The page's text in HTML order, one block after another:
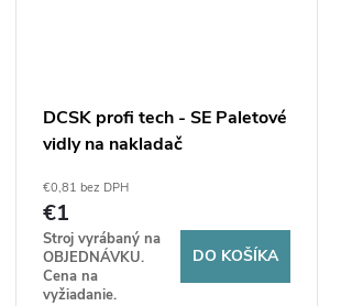
DCSK profi tech - SE Paletové
vidly na nakladač
€0,81 bez DPH
€1
Stroj vyrábaný na
OBJEDNÁVKU.
Cena na
vyžiadanie.
DO KOŠÍKA